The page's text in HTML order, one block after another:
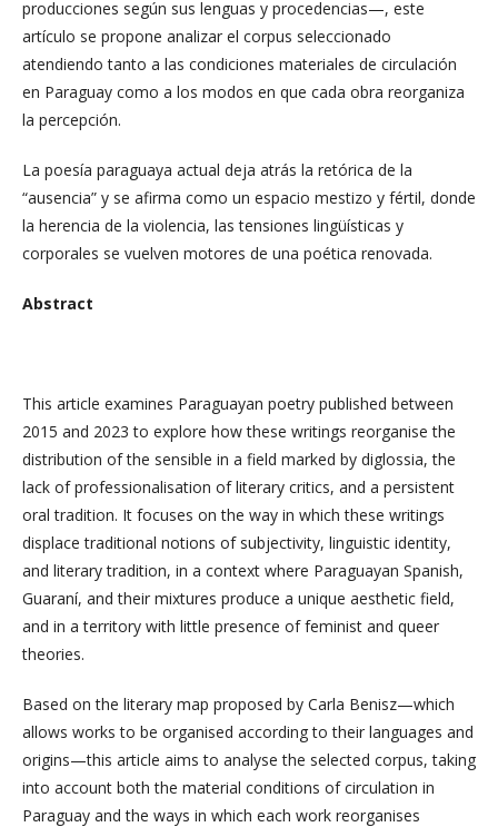
producciones según sus lenguas y procedencias—, este
artículo se propone analizar el corpus seleccionado
atendiendo tanto a las condiciones materiales de circulación
en Paraguay como a los modos en que cada obra reorganiza
la percepción.
La poesía paraguaya actual deja atrás la retórica de la
“ausencia” y se afirma como un espacio mestizo y fértil, donde
la herencia de la violencia, las tensiones lingüísticas y
corporales se vuelven motores de una poética renovada.
Abstract
This article examines Paraguayan poetry published between
2015 and 2023 to explore how these writings reorganise the
distribution of the sensible in a field marked by diglossia, the
lack of professionalisation of literary critics, and a persistent
oral tradition. It focuses on the way in which these writings
displace traditional notions of subjectivity, linguistic identity,
and literary tradition, in a context where Paraguayan Spanish,
Guaraní, and their mixtures produce a unique aesthetic field,
and in a territory with little presence of feminist and queer
theories.
Based on the literary map proposed by Carla Benisz—which
allows works to be organised according to their languages and
origins—this article aims to analyse the selected corpus, taking
into account both the material conditions of circulation in
Paraguay and the ways in which each work reorganises